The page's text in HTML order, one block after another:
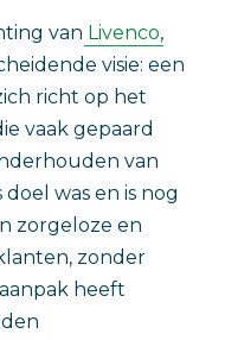
van Livenco,
visie: een
richt op het
vaak gepaard
van
was en is nog
zorgeloze en
zonder
heeft